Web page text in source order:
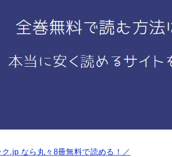
ク.jp なら丸々8冊無料で読める！／